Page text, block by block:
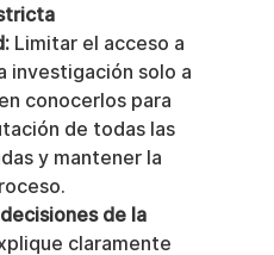
Limitar el acceso a
investigación solo a
conocerlos para
de todas las
y mantener la
de la
claramente